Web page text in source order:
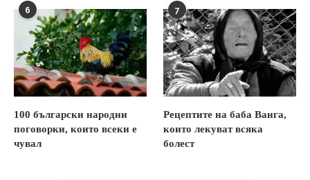
6
100 български народни
поговорки, които всеки е
чувал
7
Рецептите на баба Ванга,
които лекуват всяка
болест